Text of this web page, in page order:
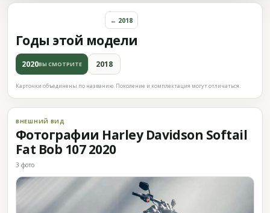
Годы этой модели
← 2018
2020ВЫ СМОТРИТЕ 2018
Карточки объединены по названию. Поколение и комплектация могут отличаться.
ВНЕШНИЙ ВИД
Фотографии Harley Davidson Softail
Fat Bob 107 2020
3 фото